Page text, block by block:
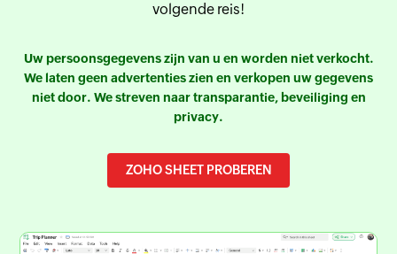
volgende reis!
Uw persoonsgegevens zijn van u en worden niet verkocht.
We laten geen advertenties zien en verkopen uw gegevens
niet door. We streven naar transparantie, beveiliging en
privacy.
ZOHO SHEET PROBEREN